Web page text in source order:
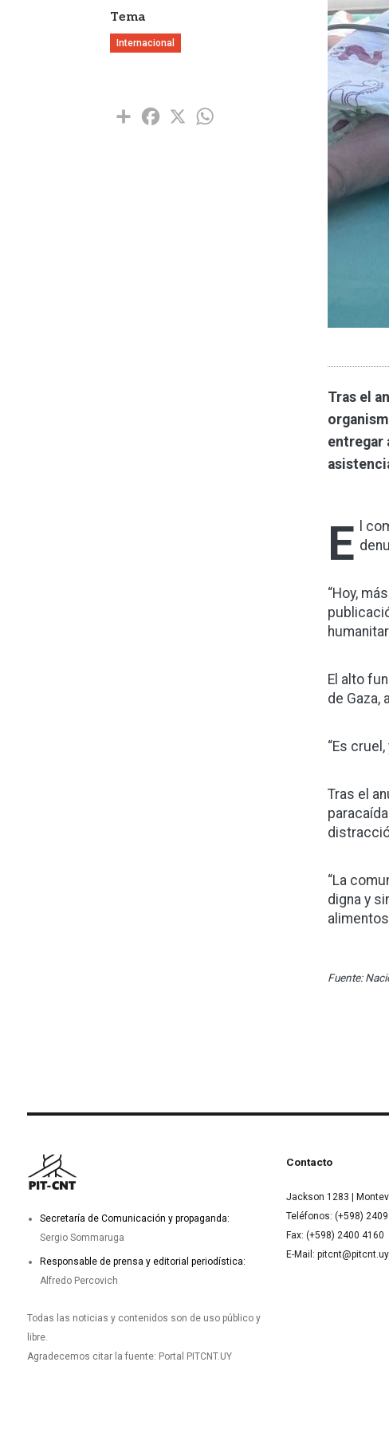
Tema
Internacional
Share Facebook
X
Tras el
entregar
E l
“Hoy,
El alto
de Gaza,
“Es
Tras el
“La
digna y
Fuente:
Secretaría de Comunicación y propaganda:
Sergio Sommaruga
Responsable de prensa y editorial periodística:
Alfredo Percovich
Todas las noticias y contenidos son de uso público y
libre.
Agradecemos citar la fuente: Portal PITCNT.UY
Contacto
Jackson 1283 |
Teléfonos: (+598)
Fax: (+598) 2400 4160
E-Mail: pitcnt@pitcnt.uy